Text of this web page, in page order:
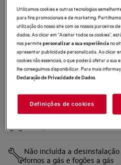
Benefícios
Maior superfície para resultados
Zonas extensíveis numa placa maior,
Função de aquecimento automático
Compre diretamente à AEG
Não incluída a
fornos a gás e fogões a gás
Utilizamos cookies e outras tecnologias
para fins promocionais e de marketing.
utilização do nosso site com os nossos parceiros
dados. Ao clicar em "Aceitar todos os cookies”,
nos permitepersonalizar a sua experiênciano
apresentar publicidade personalizada. Ao clicar
cookies não essenciais, o que poderá afetar a sua
lhe conseguimos disponibilizar. Para mais
Declaração de Privacidade de Dados
Definições de cookies